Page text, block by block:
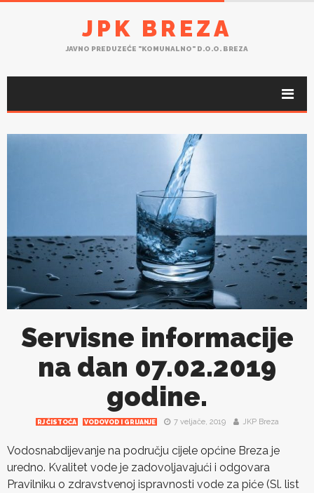
JPK BREZA
JAVNO PREDUZEĆE "KOMUNALNO" D.O.O. BREZA
Servisne informacije
na dan 07.02.2019
godine.
RJ ČISTOĆA VODOVOD I GRIJANJE 7 veljače, 2019 JKP Breza
Vodosnabdijevanje na području cijele općine Breza je
uredno. Kvalitet vode je zadovoljavajući i odgovara
Pravilniku o zdravstvenoj ispravnosti vode za piće (Sl. list